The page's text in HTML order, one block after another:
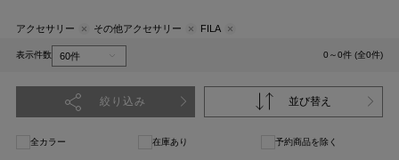
アクセサリー その他アクセサリー FILA
表示件数 0～0件 (全0件)
絞り込み 並び替え
全カラー 在庫あり 予約商品を除く